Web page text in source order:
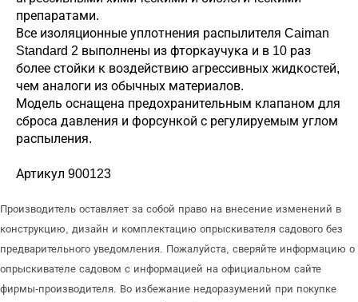
препаратами.
Все изоляционные уплотнения распылителя Caiman
Standard 2 выполнены из фторкаучука и в 10 раз
более стойки к воздействию агрессивных жидкостей,
чем аналоги из обычных материалов.
Модель оснащена предохранительным клапаном для
сброса давления и форсункой с регулируемым углом
распыления.
Артикул 900123
Производитель оставляет за собой право на внесение изменений в
конструкцию, дизайн и комплектацию опрыскивателя садового без
предварительного уведомления. Пожалуйста, сверяйте информацию о
опрыскивателе садовом с информацией на официальном сайте
фирмы-производителя. Во избежание недоразумений при покупке